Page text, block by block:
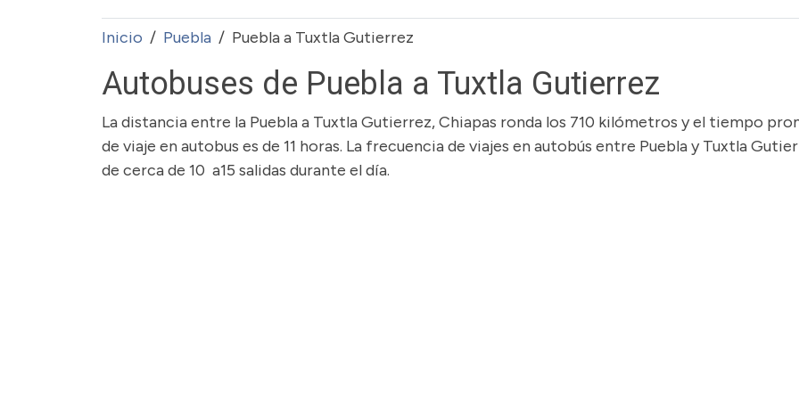
Inicio Puebla Puebla a Tuxtla Gutierrez
Autobuses de Puebla a Tuxtla Gutierrez
La distancia entre la Puebla a Tuxtla Gutierrez, Chiapas ronda los 710 kilómetros y el tiempo
de viaje en autobus es de 11 horas. La frecuencia de viajes en autobús entre Puebla y Tuxtla
de cerca de 10 a15 salidas durante el día.